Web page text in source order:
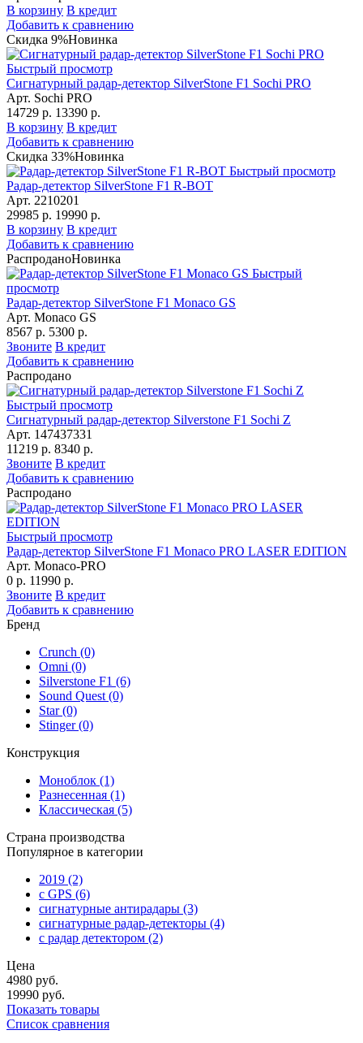
В корзину В кредит
Добавить к сравнению
Скидка 9%Новинка
Быстрый просмотр
Сигнатурный радар-детектор SilverStone F1 Sochi PRO
Арт. Sochi PRO
14729 р. 13390 р.
В корзину В кредит
Добавить к сравнению
Скидка 33%Новинка
Быстрый просмотр
Радар-детектор SilverStone F1 R-BOT
Арт. 2210201
29985 р. 19990 р.
В корзину В кредит
Добавить к сравнению
РаспроданоНовинка
Быстрый
просмотр
Радар-детектор SilverStone F1 Monaco GS
Арт. Monaco GS
8567 р. 5300 р.
Звоните В кредит
Добавить к сравнению
Распродано
Быстрый просмотр
Сигнатурный радар-детектор Silverstone F1 Sochi Z
Арт. 147437331
11219 р. 8340 р.
Звоните В кредит
Добавить к сравнению
Распродано
Быстрый просмотр
Радар-детектор SilverStone F1 Monaco PRO LASER EDITION
Арт. Monaco-PRO
0 р. 11990 р.
Звоните В кредит
Добавить к сравнению
Бренд
Crunch (0)
Omni (0)
Silverstone F1 (6)
Sound Quest (0)
Star(0)
Stinger(0)
Конструкция
Моноблок (1)
Разнесенная (1)
Классическая (5)
Страна производства
Популярное в категории
2019 (2)
с GPS (6)
сигнатурные антирадары (3)
сигнатурные радар-детекторы (4)
с радар детектором (2)
Цена
4980 руб.
19990 руб.
Показать товары
Список сравнения